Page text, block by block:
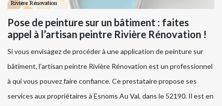
Pose de peinture sur un bâtiment : faites
appel à l’artisan peintre Rivière Rénovation !
Si vous envisagez de procéder à une application de peinture sur
bâtiment, l’artisan peintre Rivière Rénovation est un professionnel
à qui vous pouvez faire confiance. Ce prestataire propose ses
services aux propriétaires à Esnoms Au Val, dans le 52190. Il est en